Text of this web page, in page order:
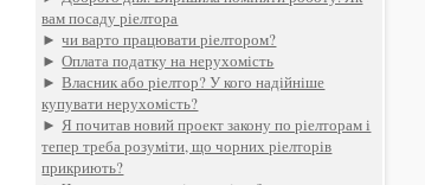
вам посаду ріелтора
►чи варто працювати ріелтором?
►Оплата податку на нерухомість
►Власник або ріелтор? У кого надійніше
купувати нерухомість?
►Я почитав новий проект закону по ріелторам і
тепер треба розуміти, що чорних ріелторів
прикриють?